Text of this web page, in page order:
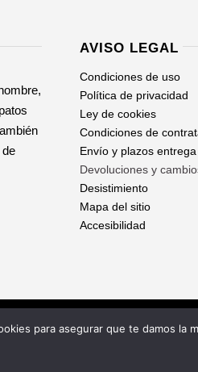
AVISO LEGAL
Condiciones de uso
Política de privacidad
Ley de cookies
Condiciones de
Envío y plazos entrega
Devoluciones y
Desistimiento
Mapa del sitio
Accesibilidad
para asegurar que te damos la